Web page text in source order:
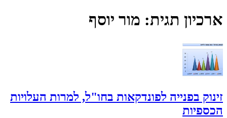
ארכיון תגית: מור יוסף
זינוק בפנייה לפונדקאות בחו"ל, למרות העלויות
הכספיות